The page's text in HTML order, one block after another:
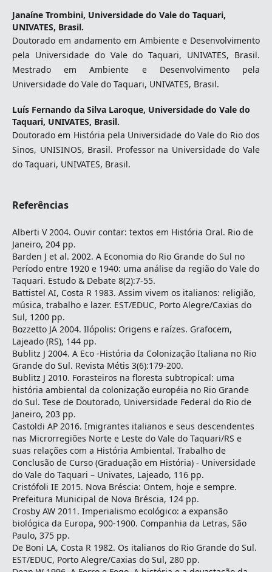
Janaíne Trombini, Universidade do Vale do Taquari,
UNIVATES, Brasil.
Doutorado em andamento em Ambiente e Desenvolvimento
pela Universidade do Vale do Taquari, UNIVATES, Brasil.
Mestrado em Ambiente e Desenvolvimento pela
Universidade do Vale do Taquari, UNIVATES, Brasil.
Luís Fernando da Silva Laroque, Universidade do Vale do
Taquari, UNIVATES, Brasil.
Doutorado em História pela Universidade do Vale do Rio dos
Sinos, UNISINOS, Brasil. Professor na Universidade do Vale
do Taquari, UNIVATES, Brasil.
Referências
Alberti V 2004. Ouvir contar: textos em História Oral. Rio de
Janeiro, 204 pp.
Barden J et al. 2002. A Economia do Rio Grande do Sul no
Período entre 1920 e 1940: uma análise da região do Vale do
Taquari. Estudo & Debate 8(2):7-55.
Battistel AI, Costa R 1983. Assim vivem os italianos: religião,
música, trabalho e lazer. EST/EDUC, Porto Alegre/Caxias do
Sul, 1200 pp.
Bozzetto JA 2004. Ilópolis: Origens e raízes. Grafocem,
Lajeado (RS), 144 pp.
Bublitz J 2004. A Eco -História da Colonização Italiana no Rio
Grande do Sul. Revista Métis 3(6):179-200.
Bublitz J 2010. Forasteiros na floresta subtropical: uma
história ambiental da colonização européia no Rio Grande
do Sul. Tese de Doutorado, Universidade Federal do Rio de
Janeiro, 203 pp.
Castoldi AP 2016. Imigrantes italianos e seus descendentes
nas Microrregiões Norte e Leste do Vale do Taquari/RS e
suas relações com a História Ambiental. Trabalho de
Conclusão de Curso (Graduação em História) - Universidade
do Vale do Taquari – Univates, Lajeado, 116 pp.
Cristófoli IE 2015. Nova Bréscia: Ontem, hoje e sempre.
Prefeitura Municipal de Nova Bréscia, 124 pp.
Crosby AW 2011. Imperialismo ecológico: a expansão
biológica da Europa, 900-1900. Companhia da Letras, São
Paulo, 375 pp.
De Boni LA, Costa R 1982. Os italianos do Rio Grande do Sul.
EST/EDUC, Porto Alegre/Caxias do Sul, 280 pp.